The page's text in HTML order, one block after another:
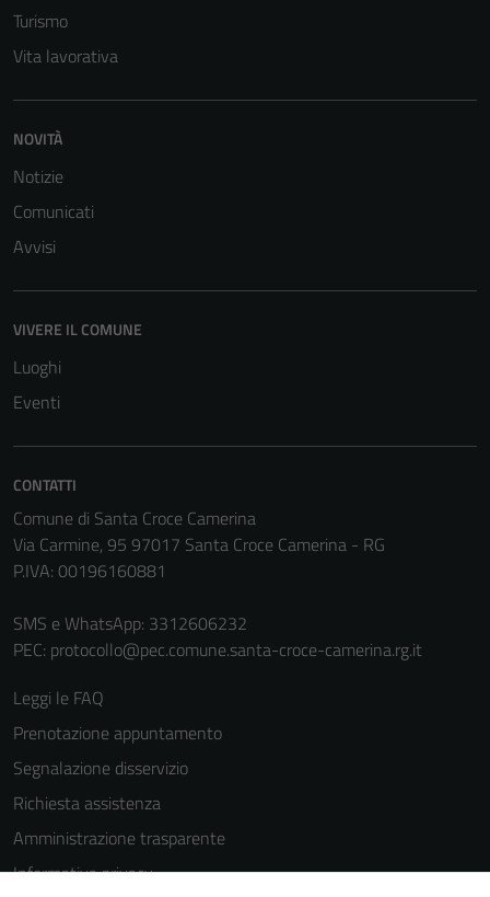
Turismo
Vita lavorativa
NOVITÀ
Notizie
Comunicati
Avvisi
VIVERE IL COMUNE
Luoghi
Eventi
CONTATTI
Comune di Santa Croce Camerina
Via Carmine, 95 97017 Santa Croce Camerina - RG
P.IVA: 00196160881
SMS e WhatsApp: 3312606232
PEC: protocollo@pec.comune.santa-croce-camerina.rg.it
Leggi le FAQ
Prenotazione appuntamento
Segnalazione disservizio
Richiesta assistenza
Amministrazione trasparente
Informativa privacy
personali.
Questi cookie
servizi esterni